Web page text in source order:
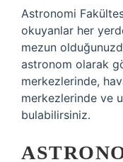
Astronomi
okuyanlar her
mezun
astronom olarak
merkezlerinde,
merkezlerinde ve
bulabilirsiniz.